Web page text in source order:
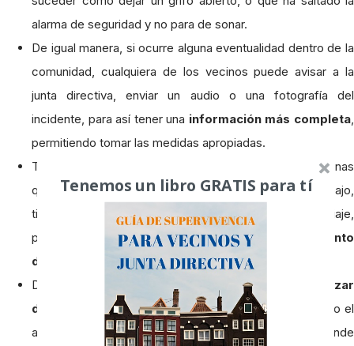
alarma de seguridad y no para de sonar.
De igual manera, si ocurre alguna eventualidad dentro de la
comunidad, cualquiera de los vecinos puede avisar a la
junta directiva, enviar un audio o una fotografía del
incidente, para así tener una información más completa,
permitiendo tomar las medidas apropiadas.
También existe la posibilidad de que seas de las personas
que está poco tiempo en tu edificio, ya sea por trabajo,
tienes tu inmueble alquilado, o simplemente estas de viaje,
pues bien, esta comunidad virtualte mantiene al tanto
de lo que ocurre mientras estás ausente
De igual manera desde este sistemase puede realizar
denuncias sobre abusosde algún convecino
, como el
aparcamiento en tu plaza de garaje, colocar basuras donde
Tenemos un libro GRATIS para tí